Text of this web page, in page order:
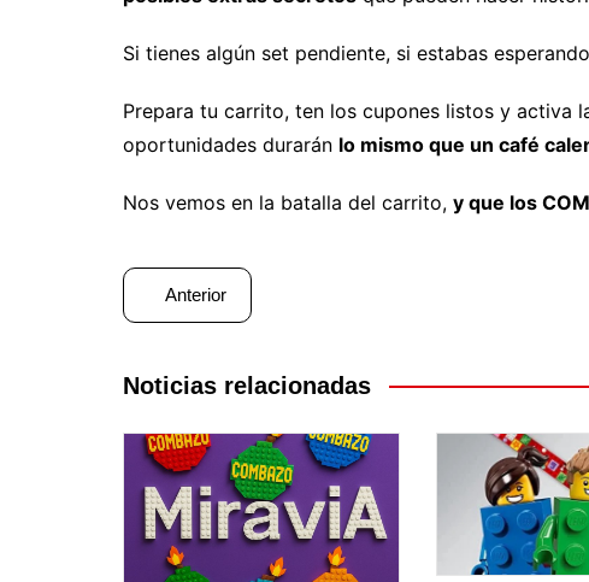
Si tienes algún set pendiente, si estabas
Prepara tu carrito, ten los cupones listos y activa
oportunidades durarán lo mismo que un café
Nos vemos en la batalla del carrito, y que los
Navegación
de
entradas
Anterior
Noticias relacionadas